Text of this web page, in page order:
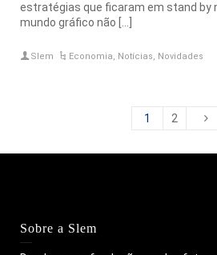
estratégias que ficaram em stand by
mundo gráfico não […]
Slem Economia, Notícias, Novidades
1 2
Sobre a Slem